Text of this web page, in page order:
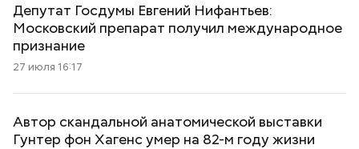
Депутат Госдумы Евгений Нифантьев:
Московский препарат получил международное
признание
27 июля 16:17
Автор скандальной анатомической выставки
Гунтер фон Хагенс умер на 82-м году жизни